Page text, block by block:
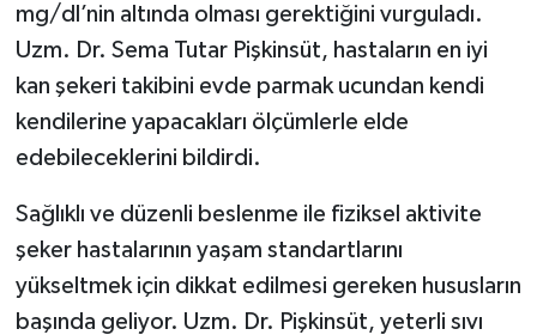
mg/dl’nin altında olması gerektiğini vurguladı.
Uzm. Dr. Sema Tutar Pişkinsüt, hastaların en iyi
kan şekeri takibini evde parmak ucundan kendi
kendilerine yapacakları ölçümlerle elde
edebileceklerini bildirdi.
Sağlıklı ve düzenli beslenme ile fiziksel aktivite
şeker hastalarının yaşam standartlarını
yükseltmek için dikkat edilmesi gereken hususların
başında geliyor. Uzm. Dr. Pişkinsüt, yeterli sıvı